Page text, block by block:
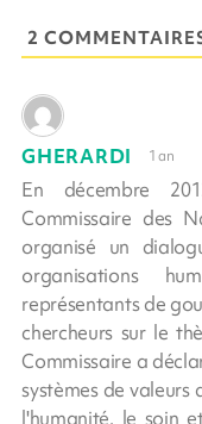
2
GHERARDI 1 an
En décembre
Commissaire des
organisé un
organisations
représentants de
chercheurs sur le
Commissaire a
systèmes de valeurs
l'humanité, le soin